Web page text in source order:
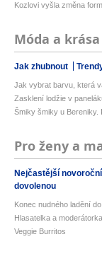
Kozlovi vyšla změna
Móda a krása
Jak zhubnout
Jak vybrat barvu, která
Zasklení lodžie v
Šmiky šmiky u Bereniky.
Pro ženy a
Nejčastější
dovolenou
Konec nudného ladění
Hlasatelka a
Veggie Burritos